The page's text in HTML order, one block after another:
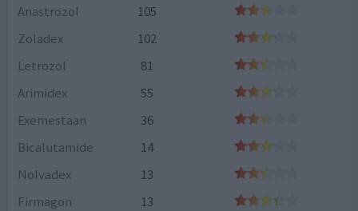
Anastrozol
105
Zoladex
102
Letrozol
81
Arimidex
55
Exemestaan
36
Bicalutamide
14
Nolvadex
13
Firmagon
13